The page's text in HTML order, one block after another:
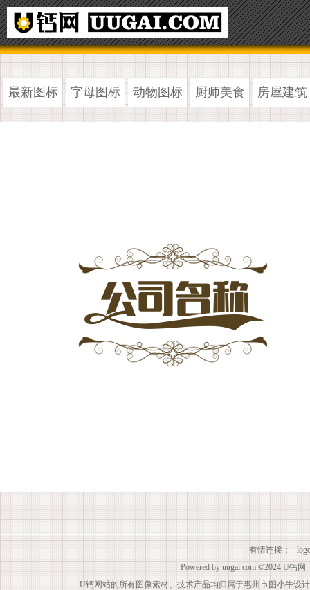
最新图标 字母图标 动物图标 厨师美食 房屋建筑
有情连接：
Powered by uugai.com ©2024 U钙网
U钙网站的所有图像素材、技术产品均归属于惠州市图小牛设